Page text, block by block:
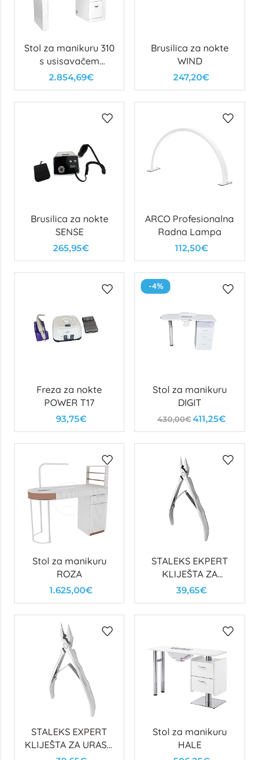
Stol za manikuru 310
s usisavačem
(Right)
2.854,69€
Brusilica za nokte
WIND
247,20€
Brusilica za nokte
SENSE
265,95€
ARCO Profesionalna
Radna Lampa
112,50€
Freza za nokte
POWER T17
93,75€
-4%
Stol za manikuru
DIGIT
430,00€411,25€
Stol za manikuru
ROZA
1.625,00€
STALEKS EKPERT
KLIJEŠTA ZA
URASLE NOKTE 61,
39,65€
STALEKS EXPERT
KLIJEŠTA ZA URASLI
NOKAT 61 16MM
Stol za manikuru
HALE